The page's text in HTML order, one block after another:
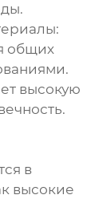
общих
высокую
в
высокие